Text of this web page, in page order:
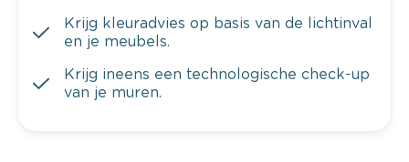
Krijg kleuradvies op basis van de lichtinval
en je meubels.
Krijg ineens een technologische check-up
van je muren.